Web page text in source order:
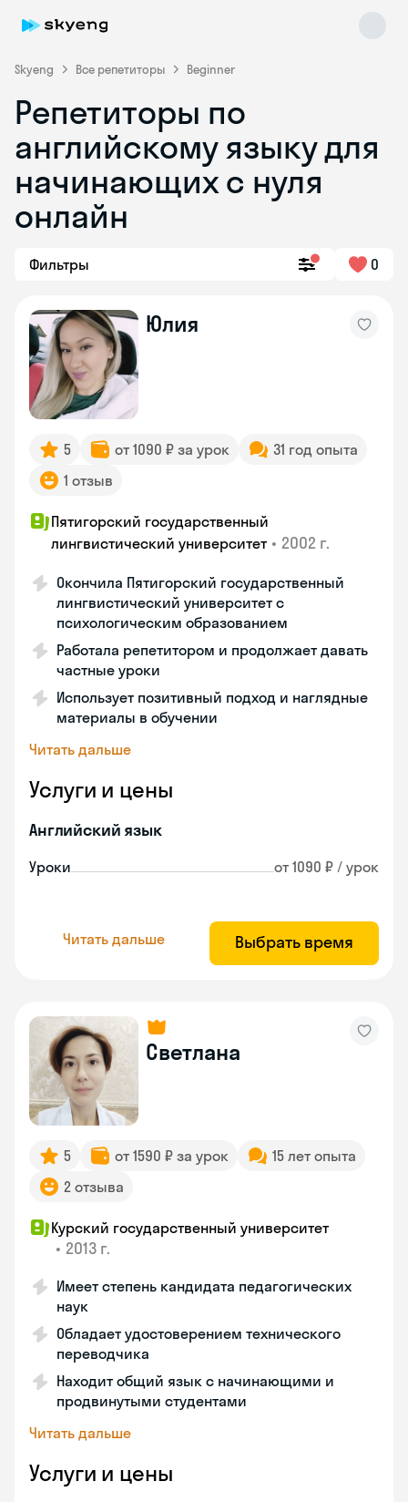
Skyeng Все репетиторы Beginner
Репетиторы по
английскому языку для
начинающих с нуля
онлайн
Фильтры 0
Юлия
5 от 1090 ₽ за урок
31 год опыта
1 отзыв
Пятигорский государственный
лингвистический университет • 2002 г.
Окончила Пятигорский государственный
лингвистический университет с
психологическим образованием
Работала репетитором и продолжает давать
частные уроки
Использует позитивный подход и наглядные
материалы в обучении
Читать дальше
Услуги и цены
Английский язык
Уроки от 1090 ₽ / урок
Читать дальше Выбрать время
Светлана
5 от 1590 ₽ за урок
15 лет опыта
2 отзыва
Курский государственный университет
• 2013 г.
Имеет степень кандидата педагогических
наук
Обладает удостоверением технического
переводчика
Находит общий язык с начинающими и
продвинутыми студентами
Читать дальше
Услуги и цены